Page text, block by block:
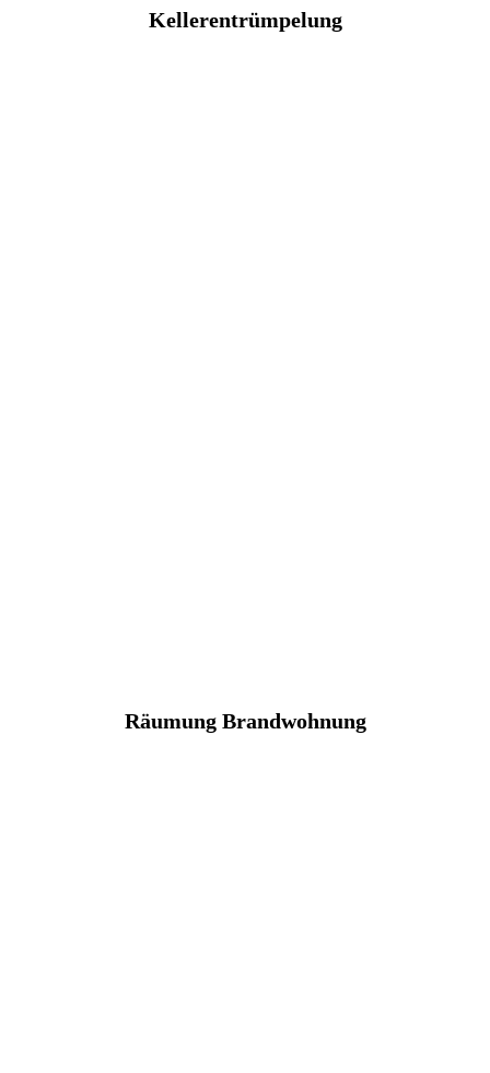
Kellerentrümpelung
Räumung Brandwohnung